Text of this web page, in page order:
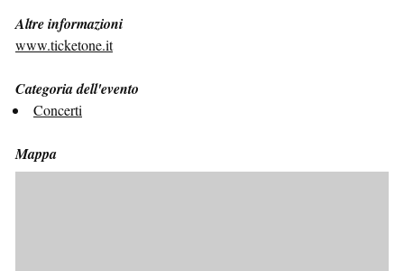
Altre informazioni
www.ticketone.it
Categoria dell'evento
Concerti
Mappa